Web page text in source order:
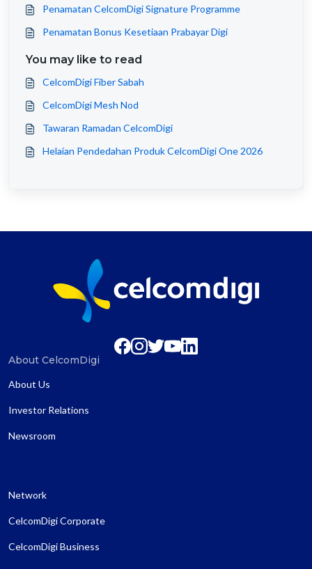
Penamatan CelcomDigi Signature Programme
Penamatan Bonus Kesetiaan Prabayar Digi
You may like to read
CelcomDigi Fiber Sabah
CelcomDigi Mesh Nod
Tawaran Ramadan CelcomDigi
Helaian Pendedahan Produk CelcomDigi One 2026
About CelcomDigi
About Us
Investor Relations
Newsroom
Network
CelcomDigi Corporate
CelcomDigi Business